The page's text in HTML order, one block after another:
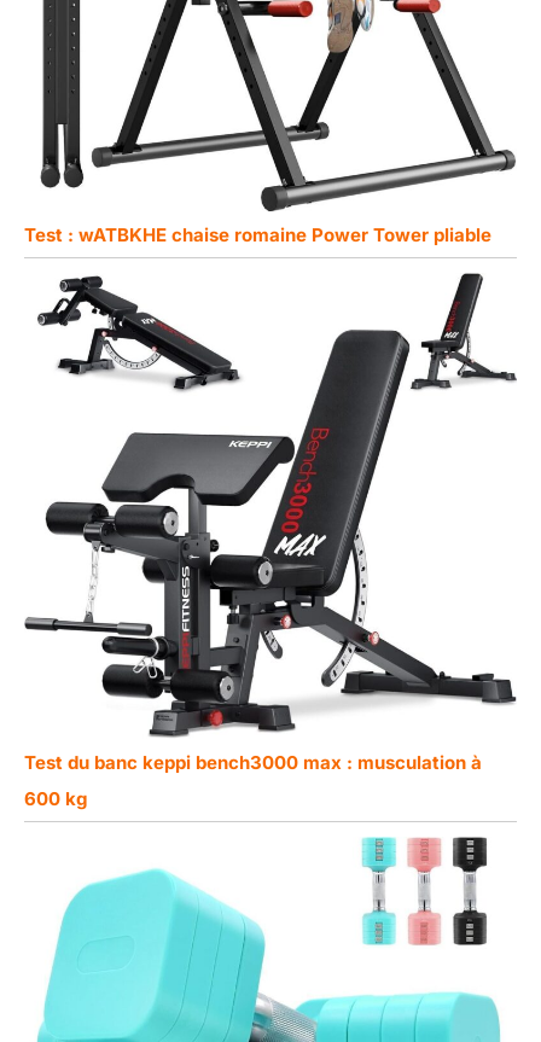
Test : wATBKHE chaise romaine Power Tower pliable
Test du banc keppi bench3000 max : musculation à
600 kg